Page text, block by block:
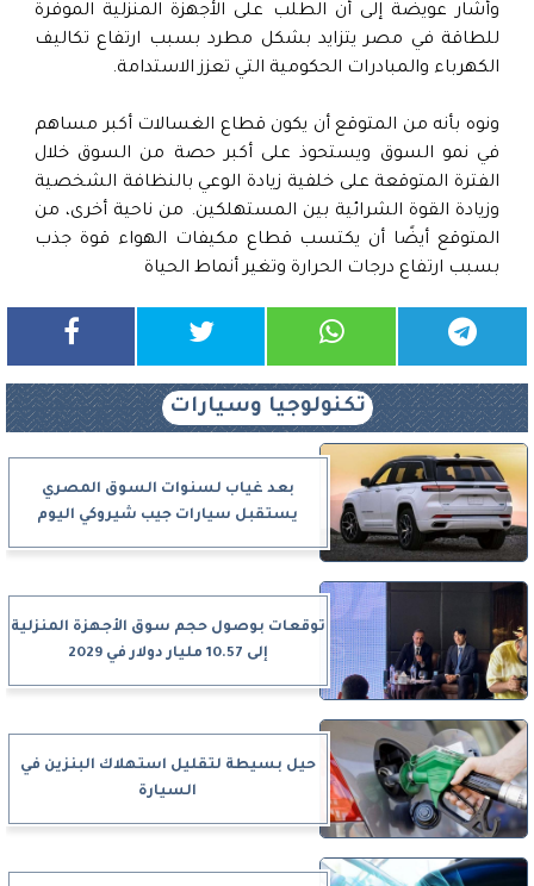
وأشار عويضة إلى أن الطلب على الأجهزة المنزلية الموفرة
للطاقة في مصر يتزايد بشكل مطرد بسبب ارتفاع تكاليف
الكهرباء والمبادرات الحكومية التي تعزز الاستدامة.
ونوه بأنه من المتوقع أن يكون قطاع الغسالات أكبر مساهم
في نمو السوق ويستحوذ على أكبر حصة من السوق خلال
الفترة المتوقعة على خلفية زيادة الوعي بالنظافة الشخصية
وزيادة القوة الشرائية بين المستهلكين. من ناحية أخرى، من
المتوقع أيضًا أن يكتسب قطاع مكيفات الهواء قوة جذب
بسبب ارتفاع درجات الحرارة وتغير أنماط الحياة
تكنولوجيا وسيارات
بعد غياب لسنوات السوق المصري
يستقبل سيارات جيب شيروكي اليوم
توقعات بوصول حجم سوق الأجهزة المنزلية
إلى 10.57 مليار دولار في 2029
حيل بسيطة لتقليل استهلاك البنزين في
السيارة